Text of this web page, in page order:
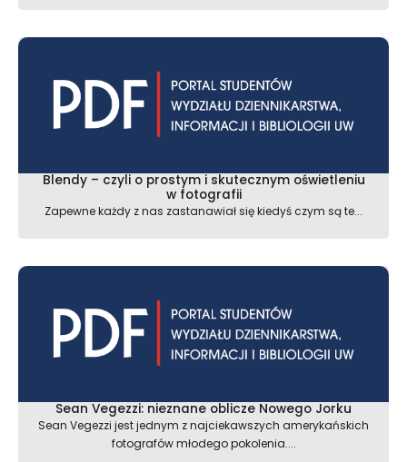
Blendy – czyli o prostym i skutecznym oświetleniu
w fotografii
Zapewne każdy z nas zastanawiał się kiedyś czym są te...
Sean Vegezzi: nieznane oblicze Nowego Jorku
Sean Vegezzi jest jednym z najciekawszych amerykańskich
fotografów młodego pokolenia....